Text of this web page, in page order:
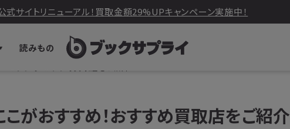
式サイトリニューアル！買取金額29%UPキャンペーン実施中！
読みもの
こがおすすめ！おすすめ買取店をご紹介